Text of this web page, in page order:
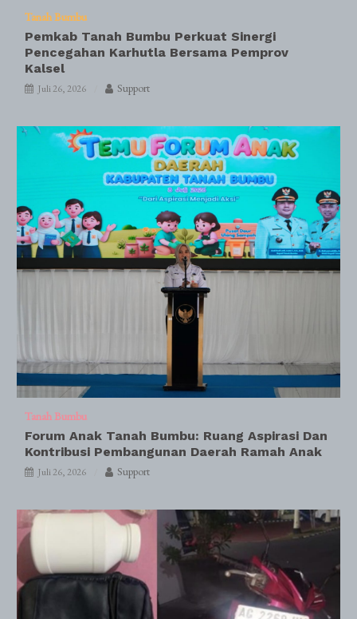
Tanah Bumbu
Pemkab Tanah Bumbu Perkuat Sinergi
Pencegahan Karhutla Bersama Pemprov
Kalsel
Juli 26, 2026 Support
Tanah Bumbu
Forum Anak Tanah Bumbu: Ruang Aspirasi Dan
Kontribusi Pembangunan Daerah Ramah Anak
Juli 26, 2026 Support